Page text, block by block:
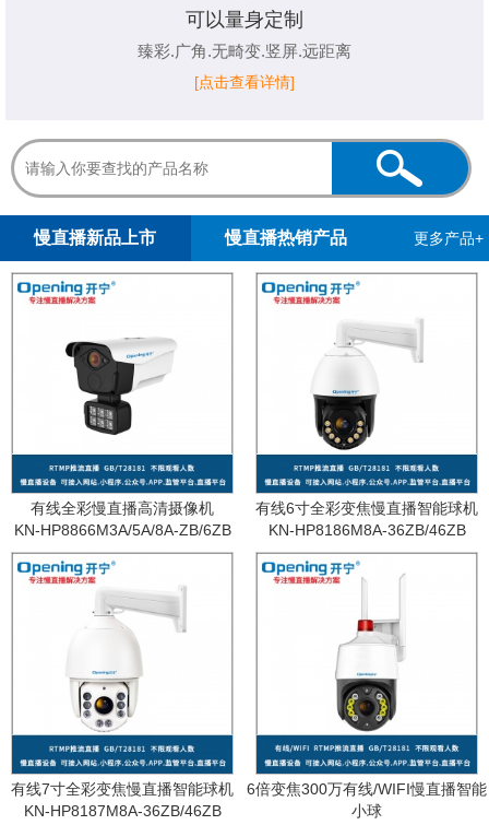
可以量身定制
臻彩.广角.无畸变.竖屏.远距离
[点击查看详情]
慢直播新品上市 慢直播热销产品 更多产品+
有线全彩慢直播高清摄像机
KN-HP8866M3A/5A/8A-ZB/6ZB
有线6寸全彩变焦慢直播智能球机
KN-HP8186M8A-36ZB/46ZB
有线7寸全彩变焦慢直播智能球机
KN-HP8187M8A-36ZB/46ZB
6倍变焦300万有线/WIFI慢直播智能
小球